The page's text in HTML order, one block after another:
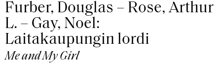
Furber, Douglas – Rose, Arthur
L. – Gay, Noel:
Laitakaupungin lordi
Me and My Girl